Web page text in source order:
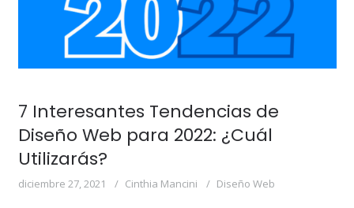
7 Interesantes Tendencias de
Diseño Web para 2022: ¿Cuál
Utilizarás?
diciembre 27, 2021 Cinthia Mancini Diseño Web